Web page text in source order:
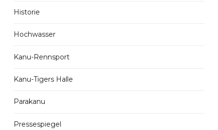
Historie
Hochwasser
Kanu-Rennsport
Kanu-Tigers Halle
Parakanu
Pressespiegel